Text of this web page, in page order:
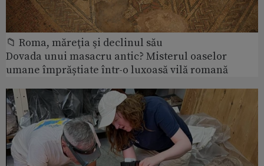
📁 Roma, măreţia şi declinul său
Dovada unui masacru antic? Misterul oaselor
umane împrăștiate într-o luxoasă vilă romană